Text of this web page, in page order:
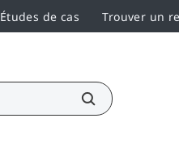
Études de cas Trouver un